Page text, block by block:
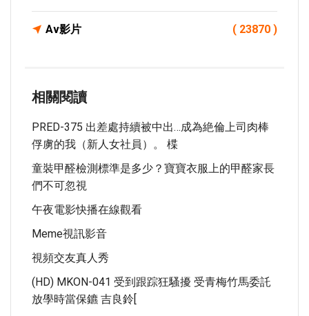
Av影片 ( 23870 )
相關閱讀
PRED-375 出差處持續被中出…成為絶倫上司肉棒
俘虜的我（新人女社員）。 楪
童裝甲醛檢測標準是多少？寶寶衣服上的甲醛家長
們不可忽視
午夜電影快播在線觀看
Meme視訊影音
視頻交友真人秀
(HD) MKON-041 受到跟踪狂騷擾 受青梅竹馬委託
放學時當保鑣 吉良鈴[